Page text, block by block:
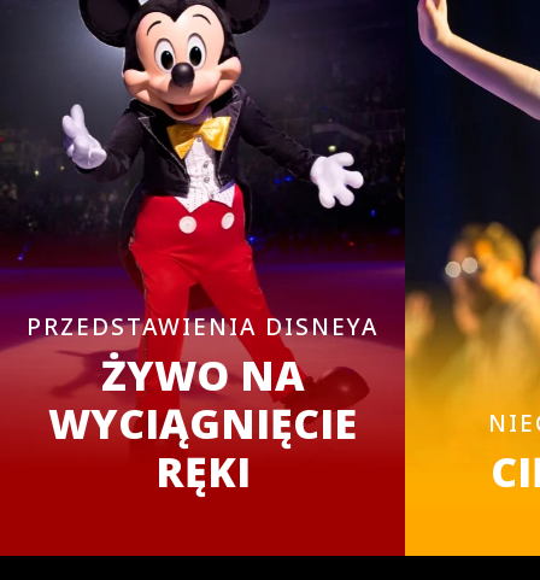
PRZEDSTAWIENIA DISNEYA
ŻYWO NA
WYCIĄGNIĘCIE
RĘKI